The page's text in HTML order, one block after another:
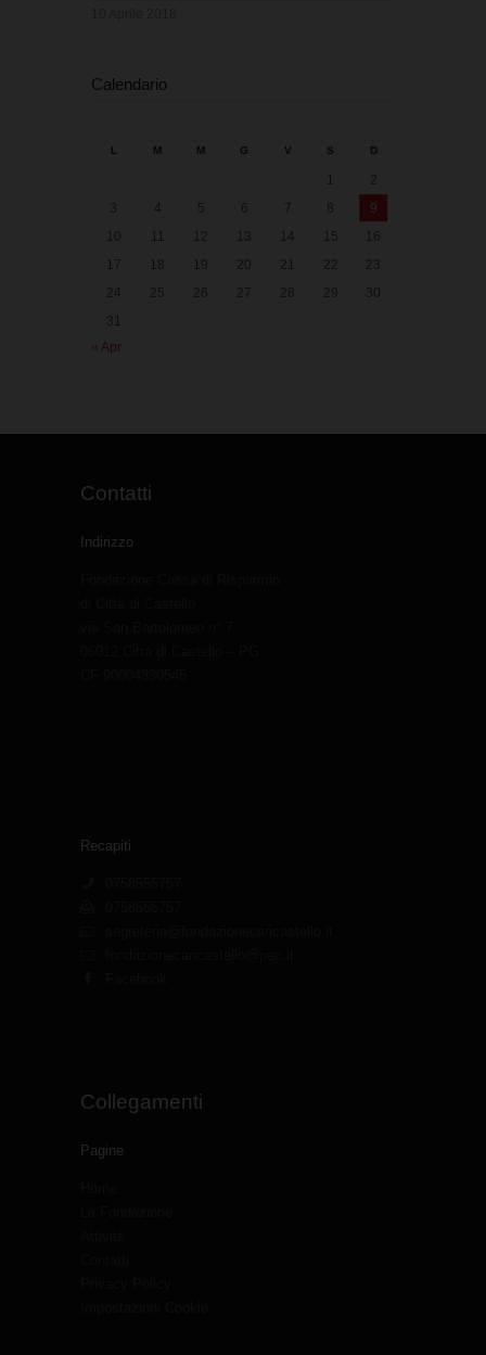
Calendario
L M M G V S D
1
2
3
4 5 6 7 8
9
10
11 12 13 14 15
16
17
18 19 20 21 22
23
24
25 26 27 28 29
30
31
« Apr
Contatti
Indirizzo
Recapiti
Collegamenti
Pagine